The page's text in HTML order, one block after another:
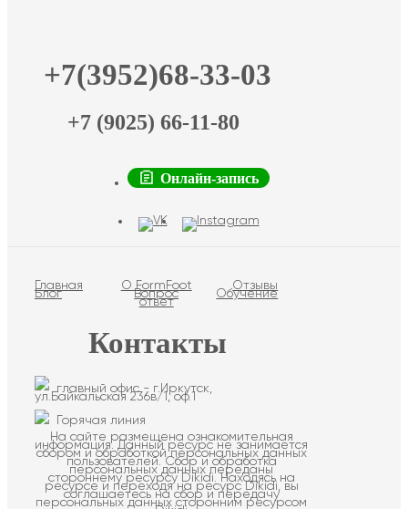
+7(3952)68-33-03
+7 (9025) 66-11-80
Онлайн-запись
Главная О FormFoot Отзывы
Блог Вопрос
ответ
Обучение
Контакты
главный офис - г.Иркутск,
ул.Байкальская 236в/1, оф.1
Горячая линия
На сайте размещена ознакомительная
информация. Данный ресурс не занимается
сбором и обработкой персональных данных
пользователей. Сбор и обработка
персональных данных переданы
стороннему ресурсу Dikidi. Находясь на
ресурсе и переходя на ресурс Dikidi, вы
соглашаетесь на сбор и передачу
персональных данных сторонним ресурсом